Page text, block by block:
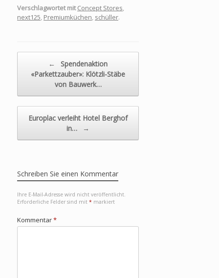
next125
überzeugt
Verschlagwortet mit Concept Stores
next125 Premiumküchen schüller.
←
Spendenaktion
«Parkettzauber»: Klötzli-Stäbe
von Bauwerk…
Europlac verleiht Hotel Berghof
in…
→
Schreiben Sie einen Kommentar
Ihre E-Mail-Adresse wird nicht veröffentlicht.
Erforderliche Felder sind mit * markiert
Kommentar*